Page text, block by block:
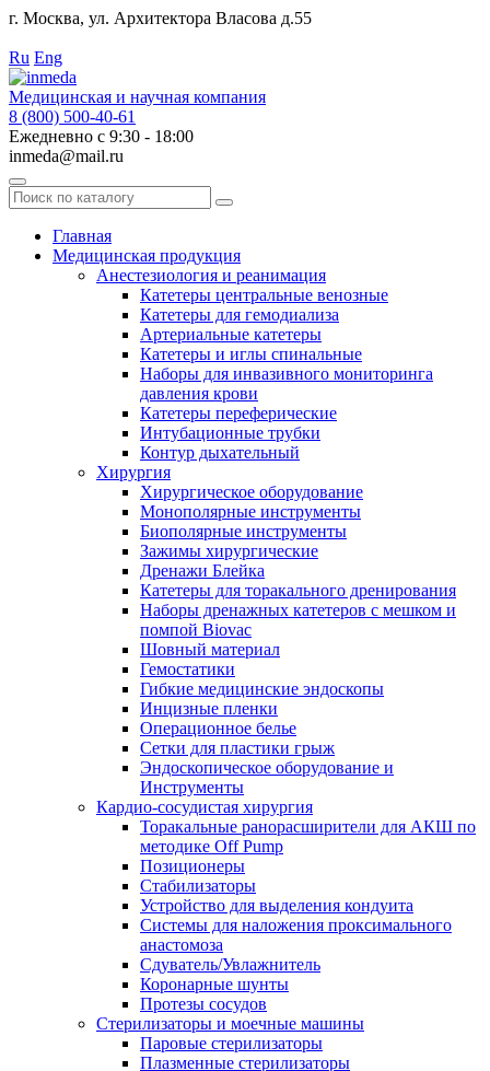
г. Москва, ул. Архитектора Власова д.55
Ru Eng
Медицинская и научная компания
8 (800) 500-40-61
Ежедневно с 9:30 - 18:00
inmeda@mail.ru
Поиск
по
каталогуГлавная
Медицинская продукция
Анестезиология и реанимация
Катетеры центральные венозные
Катетеры для гемодиализа
Артериальные катетеры
Катетеры и иглы спинальные
Наборы для инвазивного мониторинга
давления крови
Катетеры переферические
Интубационные трубки
Контур дыхательный
Хирургия
Хирургическое оборудование
Монополярные инструменты
Биополярные инструменты
Зажимы хирургические
Дренажи Блейка
Катетеры для торакального дренирования
Наборы дренажных катетеров с мешком и
помпой Biovac
Шовный материал
Гемостатики
Гибкие медицинские эндоскопы
Инцизные пленки
Операционное белье
Сетки для пластики грыж
Эндоскопическое оборудование и
Инструменты
Кардио-сосудистая хирургия
Торакальные ранорасширители для АКШ по
методике Off Pump
Позиционеры
Стабилизаторы
Устройство для выделения кондуита
Системы для наложения проксимального
анастомоза
Сдуватель/Увлажнитель
Коронарные шунты
Протезы сосудов
Стерилизаторы и моечные машины
Паровые стерилизаторы
Плазменные стерилизаторы